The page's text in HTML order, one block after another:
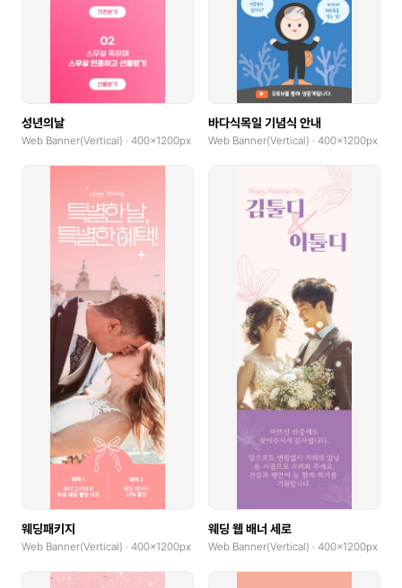
성년의날
Web Banner(Vertical) · 400x1200px
바다식목일 기념식 안내
Web Banner(Vertical) · 400x1200px
웨딩패키지
Web Banner(Vertical) · 400x1200px
웨딩 웹 배너 세로
Web Banner(Vertical) · 400x1200px